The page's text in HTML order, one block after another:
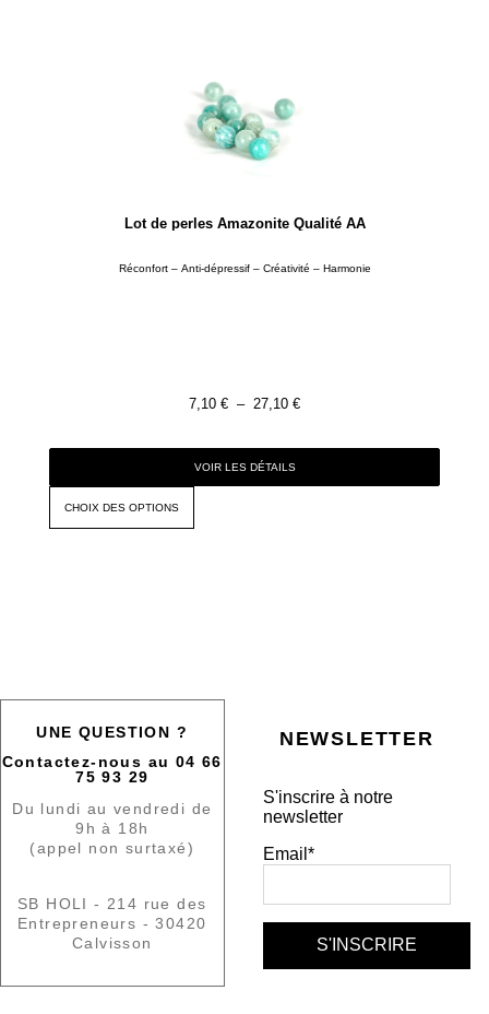
Lot de perles Amazonite Qualité AA
Réconfort – Anti-dépressif – Créativité – Harmonie
7,10 € – 27,10 €
VOIR LES DÉTAILS
CHOIX DES OPTIONS
UNE QUESTION ?
Contactez-nous au 04 66
75 93 29
Du lundi au vendredi de
9h à 18h
(appel non surtaxé)
SB HOLI - 214 rue des
Entrepreneurs - 30420
Calvisson
NEWSLETTER
S'inscrire à notre
newsletter
Email*